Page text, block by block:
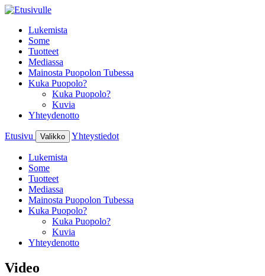
Lukemista
Some
Tuotteet
Mediassa
Mainosta Puopolon Tubessa
Kuka Puopolo?
Kuka Puopolo?
Kuvia
Yhteydenotto
Etusivu Valikko Yhteystiedot
Lukemista
Some
Tuotteet
Mediassa
Mainosta Puopolon Tubessa
Kuka Puopolo?
Kuka Puopolo?
Kuvia
Yhteydenotto
Video